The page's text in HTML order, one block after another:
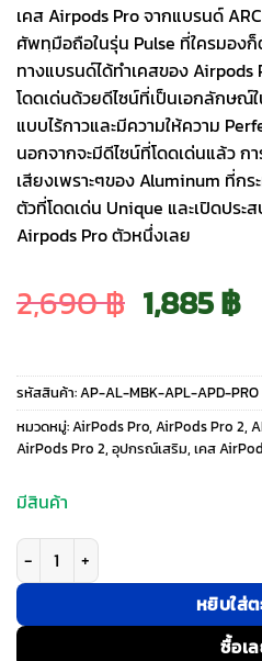
เคส Airpods Pro จากแบรนด์
ศัพทฺมือถือในรุ่น Pulse ที่ใครมอง
ทางแบรนด์ได้ทำเคสของ Airpods
โดดเด่นด้วยดีไซน์ที่เป็นเอกลักษณ์
แบบไร้กาวและมีความให้ความ
นอกจากจะมีดีไซน์ที่โดดเด่นแล้ว ก
เสียงเพราะๆของ Aluminum ที่ก
ตัวที่โดดเด่น Unique และเปิดปร
Airpods Pro ตัวหนึ่งเลย
2,690฿ Original
price
was:
1,885฿
รหัสสินค้า:AP-AL-MBK-APL-APD-PRO
หมวดหมู่:AirPods Pro, AirPods Pro 2,
AirPods Pro 2, อุปกรณ์เสริม, เคส
มีสินค้า
จำนวน Arc รุ่น Pulse Aluminum - เค
หยิบใส่ต
ซื้อเ